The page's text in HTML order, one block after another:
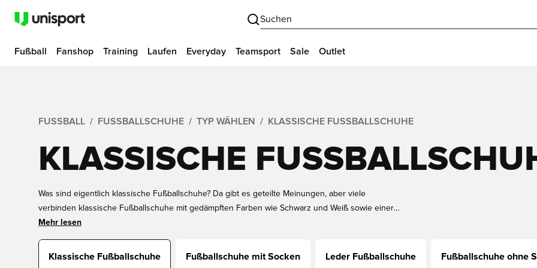
Suchen
Fußball Fanshop Training Laufen Everyday Teamsport Sale Outlet
FUSSBALL FUSSBALLSCHUHE TYP WÄHLEN KLASSISCHE FUSSBALLSCHUHE
KLASSISCHE
Was sind eigentlich klassische Fußballschuhe? Da gibt es geteilte Meinungen, aber viele
verbinden klassische Fußballschuhe mit gedämpften Farben wie Schwarz und Weiß sowie einer
Oberfläche aus Leder. Wenn du auf klassische Fußballschuhe stehst, dann bist du hier richtig!
Preisklassen. Wenn du Fußballschuhe bei Unisport kaufst, dann kannst du sie mit einem Namen
Mehr lesen
Klassische Fußballschuhe Fußballschuhe mit Socken Leder Fußballschuhe Fußballschuhe ohne